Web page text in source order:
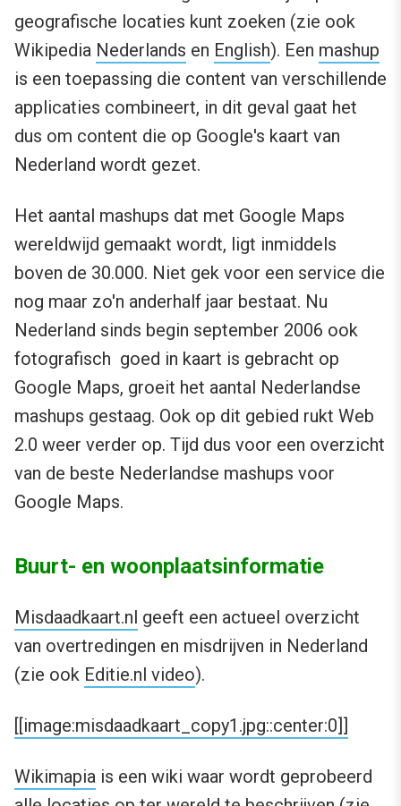
geografische locaties kunt zoeken (zie ook
Wikipedia Nederlands en English). Een mashup
is een toepassing die content van verschillende
applicaties combineert, in dit geval gaat het
dus om content die op Google's kaart van
Nederland wordt gezet.
Het aantal mashups dat met Google Maps
wereldwijd gemaakt wordt, ligt inmiddels
boven de 30.000. Niet gek voor een service die
nog maar zo'n anderhalf jaar bestaat. Nu
Nederland sinds begin september 2006 ook
fotografisch goed in kaart is gebracht op
Google Maps, groeit het aantal Nederlandse
mashups gestaag. Ook op dit gebied rukt Web
2.0 weer verder op. Tijd dus voor een overzicht
van de beste Nederlandse mashups voor
Google Maps.
Buurt- en woonplaatsinformatie
Misdaadkaart.nl geeft een actueel overzicht
van overtredingen en misdrijven in Nederland
(zie ook Editie.nl video).
[[image:misdaadkaart_copy1.jpg::center:0]]
Wikimapia is een wiki waar wordt geprobeerd